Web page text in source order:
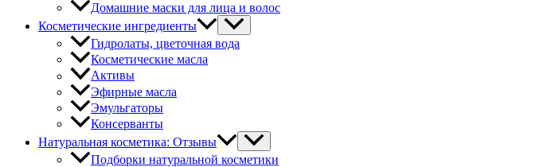
Домашние маски для лица и волос
Косметические ингредиенты
Гидролаты, цветочная вода
Косметические масла
Активы
Эфирные масла
Эмульгаторы
Консерванты
Натуральная косметика: Отзывы
Подборки натуральной косметики